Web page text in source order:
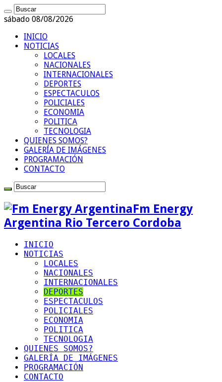
sábado 08/08/2026
INICIO
NOTICIAS
LOCALES
NACIONALES
INTERNACIONALES
DEPORTES
ESPECTACULOS
POLICIALES
ECONOMIA
POLITICA
TECNOLOGIA
QUIENES SOMOS?
GALERÍA DE IMÁGENES
PROGRAMACIÓN
CONTACTO
Fm Energy
Argentina Rio Tercero Cordoba
INICIO
NOTICIAS
LOCALES
NACIONALES
INTERNACIONALES
DEPORTES
ESPECTACULOS
POLICIALES
ECONOMIA
POLITICA
TECNOLOGIA
QUIENES SOMOS?
GALERÍA DE IMÁGENES
PROGRAMACIÓN
CONTACTO